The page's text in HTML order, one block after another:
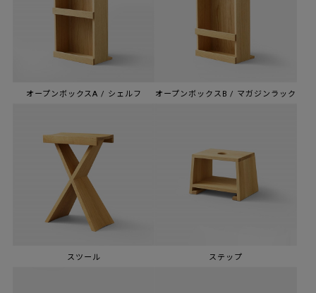
オープンボックスA / シェルフ オープンボックスB / マガジンラック
スツール ステップ